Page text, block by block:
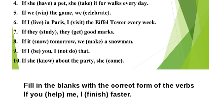
Fill in the blanks with the correct form of the verbs
If you (help) me, I (finish) faster.